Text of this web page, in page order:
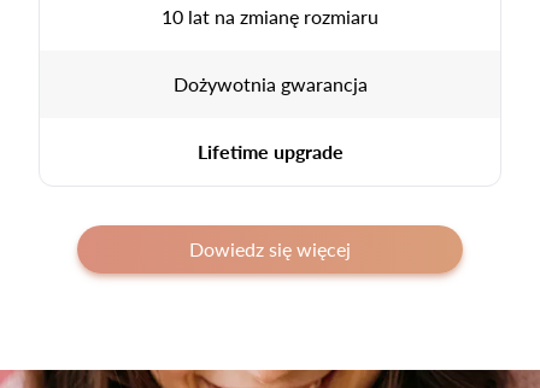
10 lat na zmianę rozmiaru
Dożywotnia gwarancja
Lifetime upgrade
Dowiedz się więcej